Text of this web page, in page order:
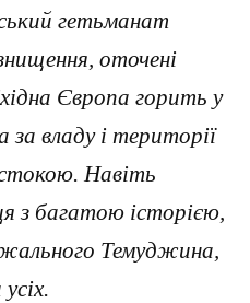
гетьманат
оточені
Європа горить у
за владу і території
Навіть
з багатою історією,
Темуджина,